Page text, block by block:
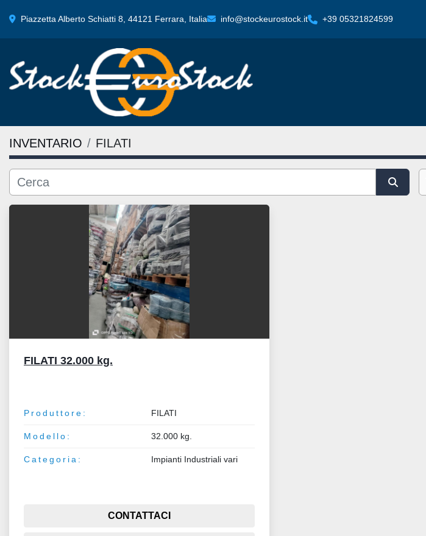
Piazzetta Alberto Schiatti 8, 44121 Ferrara, Italia info@stockeurostock.it +39 05321824599
INVENTARIO FILATI
FILATI 32.000 kg.
Produttore: FILATI
Modello: 32.000 kg.
Categoria: Impianti Industriali vari
CONTATTACI